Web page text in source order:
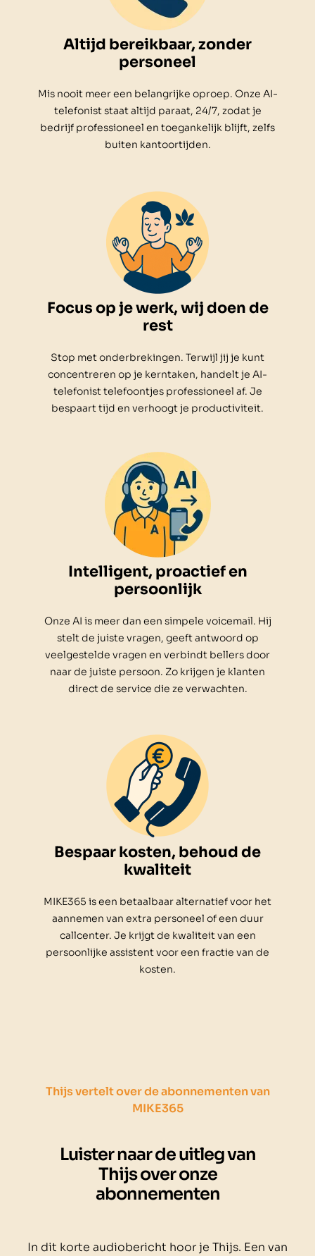
Altijd bereikbaar, zonder
personeel
Mis nooit meer een belangrijke oproep. Onze AI-
telefonist staat altijd paraat, 24/7, zodat je
bedrijf professioneel en toegankelijk blijft, zelfs
buiten kantoortijden.
Focus op je werk, wij doen de
rest
Stop met onderbrekingen. Terwijl jij je kunt
concentreren op je kerntaken, handelt je AI-
telefonist telefoontjes professioneel af. Je
bespaart tijd en verhoogt je productiviteit.
Intelligent, proactief en
persoonlijk
Onze AI is meer dan een simpele voicemail. Hij
stelt de juiste vragen, geeft antwoord op
veelgestelde vragen en verbindt bellers door
naar de juiste persoon. Zo krijgen je klanten
direct de service die ze verwachten.
Bespaar kosten, behoud de
kwaliteit
MIKE365 is een betaalbaar alternatief voor het
aannemen van extra personeel of een duur
callcenter. Je krijgt de kwaliteit van een
persoonlijke assistent voor een fractie van de
kosten.
Thijs vertelt over de abonnementen van
MIKE365
Luister naar de uitleg van
Thijs over onze
abonnementen
In dit korte audiobericht hoor je Thijs. Een van